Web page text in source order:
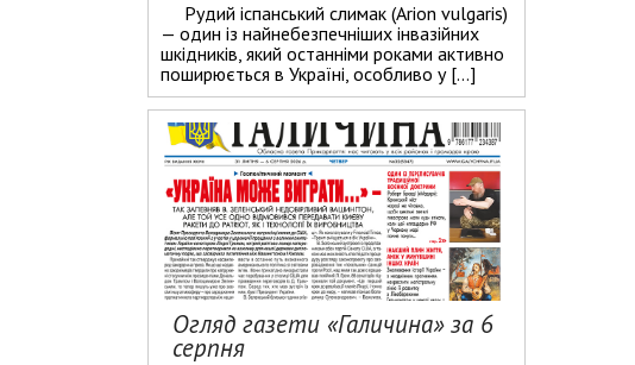
Рудий іспанський слимак (Arion vulgaris)
— один із найнебезпечніших інвазійних
шкідників, який останніми роками активно
поширюється в Україні, особливо у […]
Огляд газети «Галичина» за 6
серпня